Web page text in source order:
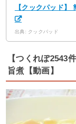
【クックパッド
出典: クックパッド
【つくれぽ2543
旨煮【動画】